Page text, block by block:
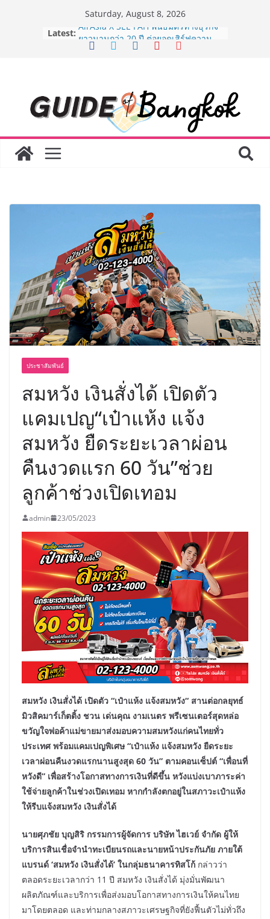
Saturday, August 8, 2026
Latest: AirAsia X SEE FAH พันธมิตรทางธุรกิจ
ยาวนานกว่า 20 ปี ต่อยอดเสิร์ฟความ
“BIO TRADE CONNECT 2026” ยก
ระดับผลิตภัณฑ์ท้องถิ่นสู่ตลาดเชิง
พาณิชย์อย่างยั่งยืน
LORDNINE จัดศึกคนดังสายเกม ไทย
ปะทะ ฟิลิปปินส์ ใน “Rise of the Tenth
ได้เตรียมนักเรียนเพียงเพื่อก้าวเข้าสู่
มหาวิทยาลัยเท่านั้น แต่ยังเตรียมพวก
เขาให้พร้อมเป็นผู้กำหนดอนาคต”
8.8 “ซูเลียน” รวมพลังนักธุรกิจทั่ว
ประเทศ จัดประชุมใหญ่แห่งปี พบ CEO
“ดร.ปิยะวัฒน์” ถ่ายทอดวิสัยทัศน์ธุรกิจ
พร้อมฟรีคอนเสิร์ต “โชค รถแห่” ยกวง
ประชาสัมพันธ์
สมหวัง เงินสั่งได้ เปิดตัว
แคมเปญ“เป๋าแห้ง แจ้ง
สมหวัง ยืดระยะเวลาผ่อน
คืนงวดแรก 60 วัน”ช่วย
ลูกค้าช่วงเปิดเทอม
admin 23/05/2023
สมหวัง เงินสั่งได้ เปิดตัว “เป๋าแห้ง แจ้งสมหวัง“ สานต่อกลยุทธ์
มิวสิคมาร์เก็ตติ้ง ชวน เด่นคุณ งามเนตร พรีเซนเตอร์สุดหล่อ
ขวัญใจพ่อค้าแม่ขายมาส่งมอบความสมหวังแก่คนไทยทั่ว
ประเทศ พร้อมแคมเปญพิเศษ “เป๋าแห้ง แจ้งสมหวัง ยืดระยะ
เวลาผ่อนคืนงวดแรกนานสูงสุด 60 วัน” ตามคอนเซ็ปต์ “เพื่อนที่
หวังดี” เพื่อสร้างโอกาสทางการเงินที่ดีขึ้น หวังแบ่งเบาภาระค่า
ใช้จ่ายลูกค้าในช่วงเปิดเทอม หากกำลังตกอยู่ในสภาวะเป๋าแห้ง
ให้รีบแจ้งสมหวัง เงินสั่งได้
นายศุภชัย บุญสิริ กรรมการผู้จัดการ บริษัท ไฮเวย์ จำกัด ผู้ให้
บริการสินเชื่อจำนำทะเบียนรถและนายหน้าประกันภัย ภายใต้
แบรนด์ ‘สมหวัง เงินสั่งได้’ ในกลุ่มธนาคารทิสโก้ กล่าวว่า
ตลอดระยะเวลากว่า 11 ปี สมหวัง เงินสั่งได้ มุ่งมั่นพัฒนา
ผลิตภัณฑ์และบริการเพื่อส่งมอบโอกาสทางการเงินให้คนไทย
มาโดยตลอด และท่ามกลางสภาวะเศรษฐกิจที่ยังฟื้นตัวไม่ทั่วถึง